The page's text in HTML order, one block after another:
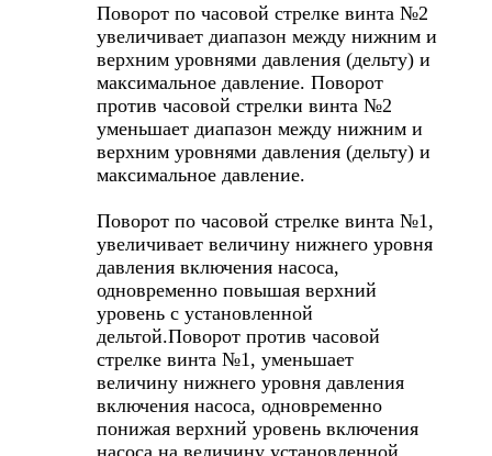
Поворот по часовой стрелке винта №2
увеличивает диапазон между нижним и
верхним уровнями давления (дельту) и
максимальное давление. Поворот
против часовой стрелки винта №2
уменьшает диапазон между нижним и
верхним уровнями давления (дельту) и
максимальное давление.
Поворот по часовой стрелке винта №1,
увеличивает величину нижнего уровня
давления включения насоса,
одновременно повышая верхний
уровень с установленной
дельтой.Поворот против часовой
стрелке винта №1, уменьшает
величину нижнего уровня давления
включения насоса, одновременно
понижая верхний уровень включения
насоса на величину установленной